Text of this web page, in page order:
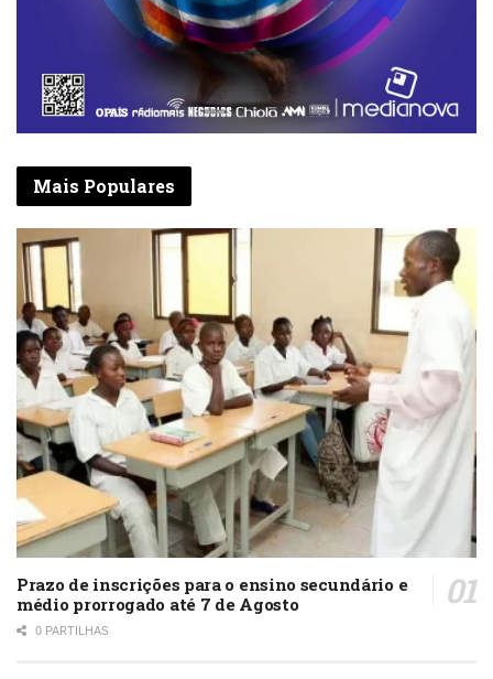
Mais Populares
Prazo de inscrições para o ensino secundário e
médio prorrogado até 7 de Agosto
0 PARTILHAS